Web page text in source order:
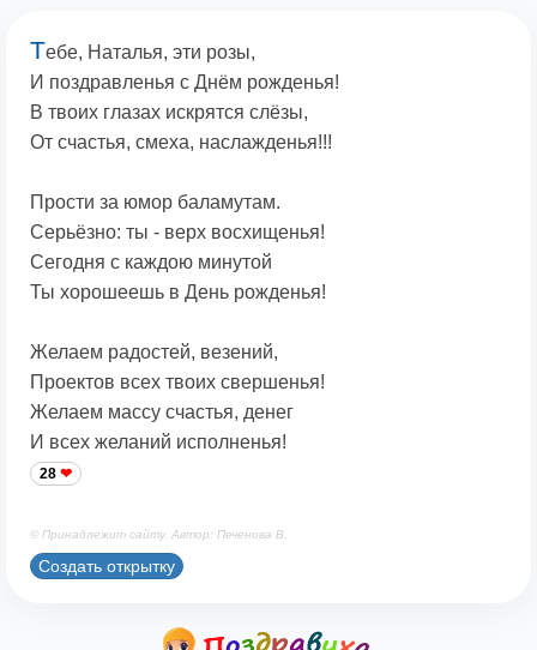
Тебе, Наталья, эти розы,
И поздравленья с Днём рожденья!
В твоих глазах искрятся слёзы,
От счастья, смеха, наслажденья!!!
Прости за юмор баламутам.
Серьёзно: ты - верх восхищенья!
Сегодня с каждою минутой
Ты хорошеешь в День рожденья!
Желаем радостей, везений,
Проектов всех твоих свершенья!
Желаем массу счастья, денег
И всех желаний исполненья!
28
© Принадлежит сайту. Автор: Печенова В.
Создать открытку